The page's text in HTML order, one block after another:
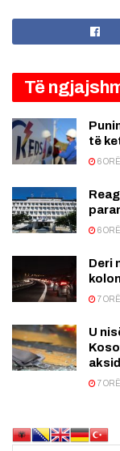
Të
të
6
6
Deri
7
U
7